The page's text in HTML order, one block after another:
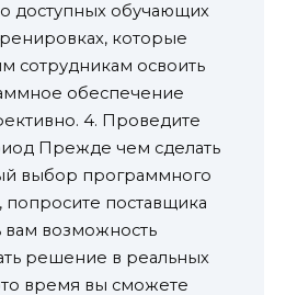
доступных обучающих
которые
сотрудникам освоить
обеспечение
4. Проведите
Прежде чем сделать
выбор программного
попросите поставщика
вам возможность
решение в реальных
время вы сможете